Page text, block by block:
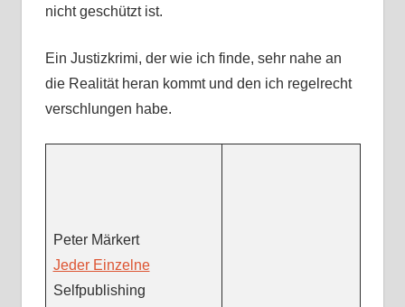
nicht geschützt ist.
Ein Justizkrimi, der wie ich finde, sehr nahe an
die Realität heran kommt und den ich regelrecht
verschlungen habe.
Peter Märkert
Jeder Einzelne
Selfpublishing